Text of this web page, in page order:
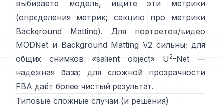
выбираете модель, ищите эти метрики
(определения метрик;
секцию про метрики
Background Matting). Для портретов/видео
MODNet и Background Matting V2 сильны; для
общих снимков «salient object»
U2-Net —
надёжная база; для сложной прозрачности
FBA даёт более чистый результат.
Типовые сложные случаи (и решения)